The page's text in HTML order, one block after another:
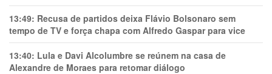
13:49: Recusa de partidos deixa Flávio Bolsonaro sem
tempo de TV e força chapa com Alfredo Gaspar para vice
13:40: Lula e Davi Alcolumbre se reúnem na casa de
Alexandre de Moraes para retomar diálogo